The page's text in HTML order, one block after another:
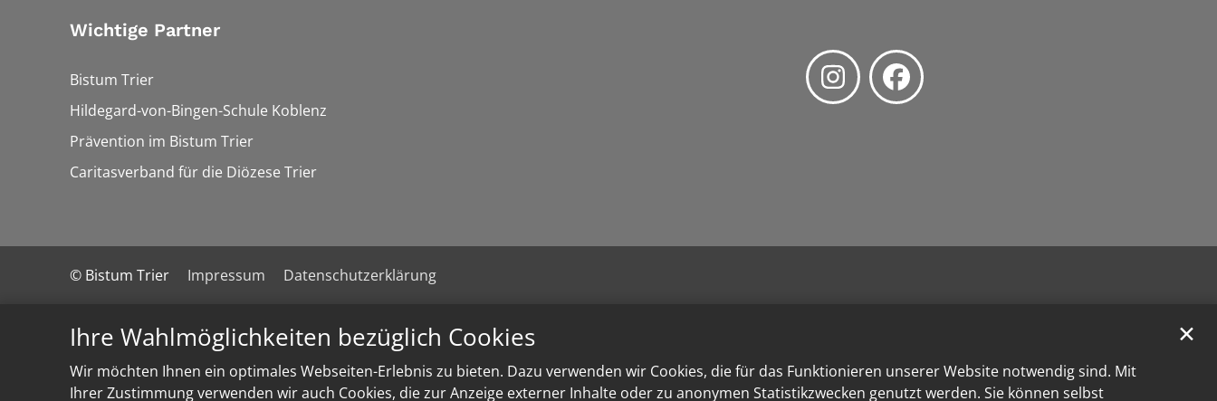
Ihre Wahlmöglichkeiten bezüglich Cookies
Wir möchten Ihnen ein optimales Webseiten-Erlebnis zu bieten. Dazu verwenden wir Cookies, die für das Funktionieren unserer Website notwendig sind. Mit
Ihrer Zustimmung verwenden wir auch Cookies, die zur Anzeige externer Inhalte oder zu anonymen Statistikzwecken genutzt werden. Sie können selbst
✕
Wichtige Partner
Bistum Trier
Hildegard-von-Bingen-Schule Koblenz
Prävention im Bistum Trier
Caritasverband für die Diözese Trier
© Bistum Trier Impressum Datenschutzerklärung